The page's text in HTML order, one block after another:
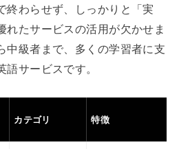
終わらせず、しっかりと「実
れたサービスの活用が欠かせま
中級者まで、多くの学習者に支
サービスです。
カテゴリ 特徴